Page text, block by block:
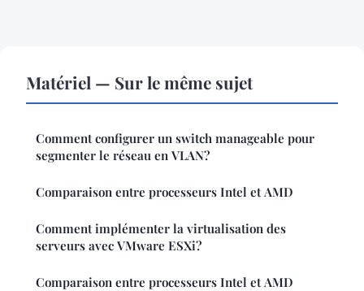
Matériel — Sur le même sujet
Comment configurer un switch manageable pour
segmenter le réseau en VLAN?
Comparaison entre processeurs Intel et AMD
Comment implémenter la virtualisation des
serveurs avec VMware ESXi?
Comparaison entre processeurs Intel et AMD